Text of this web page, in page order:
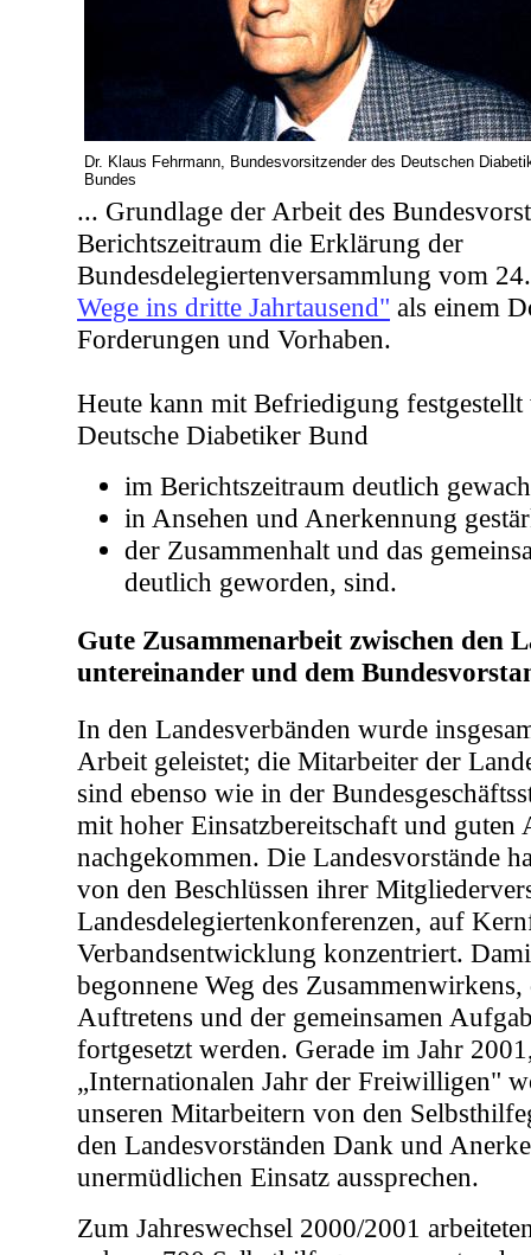
Dr. Klaus Fehrmann, Bundesvorsitzender des Deutschen
Bundes
... Grundlage der Arbeit des
Berichtszeitraum die Erklärung der
Bundesdelegiertenversammlung vom
Wege ins dritte Jahrtausend" als einem
Forderungen und Vorhaben.
Heute kann mit Befriedigung festgestellt
Deutsche Diabetiker Bund
im Berichtszeitraum deutlich
in Ansehen und Anerkennung
der Zusammenhalt und das
deutlich geworden, sind.
Gute Zusammenarbeit zwischen den
untereinander und dem
In den Landesverbänden wurde
Arbeit geleistet; die Mitarbeiter der
sind ebenso wie in der
mit hoher Einsatzbereitschaft und guten
nachgekommen. Die Landesvorstände
von den Beschlüssen ihrer
Landesdelegiertenkonferenzen, auf
Verbandsentwicklung konzentriert.
begonnene Weg des
Auftretens und der gemeinsamen
fortgesetzt werden. Gerade im Jahr
„Internationalen Jahr der Freiwilligen"
unseren Mitarbeitern von den
den Landesvorständen Dank und
unermüdlichen Einsatz aussprechen.
Zum Jahreswechsel 2000/2001